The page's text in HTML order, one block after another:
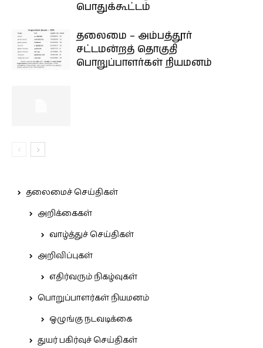
பொதுக்கூட்டம்
தலைமை – அம்பத்தூர்
சட்டமன்றத் தொகுதி
பொறுப்பாளர்கள் நியமனம்
தலைமைச் செய்திகள்
அறிக்கைகள்
வாழ்த்துச் செய்திகள்
அறிவிப்புகள்
எதிர்வரும் நிகழ்வுகள்
பொறுப்பாளர்கள் நியமனம்
ஒழுங்கு நடவடிக்கை
துயர் பகிர்வுச் செய்திகள்